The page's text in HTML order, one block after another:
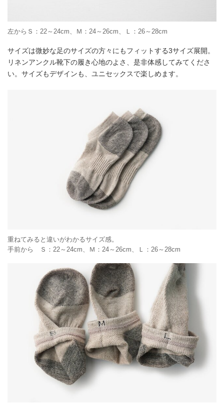
左からＳ：22～24cm、Ｍ：24～26cm、Ｌ：26～28cm
サイズは微妙な足のサイズの方々にもフィットする3サイズ展開。
リネンアンクル靴下の履き心地のよさ、是非体感してみてくださ
い。サイズもデザインも、ユニセックスで楽しめます。
重ねてみると違いがわかるサイズ感。
手前から Ｓ：22～24cm、Ｍ：24～26cm、Ｌ：26～28cm